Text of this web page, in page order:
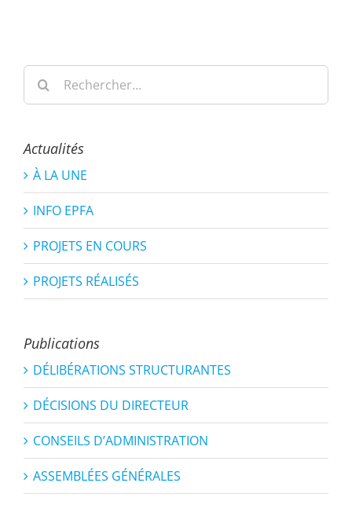
Rechercher:
Actualités
À LA UNE
INFO EPFA
PROJETS EN COURS
PROJETS RÉALISÉS
Publications
DÉLIBÉRATIONS STRUCTURANTES
DÉCISIONS DU DIRECTEUR
CONSEILS D’ADMINISTRATION
ASSEMBLÉES GÉNÉRALES